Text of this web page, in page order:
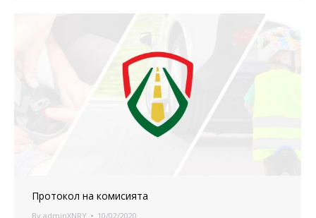
Протокол на комисията
By adminXNRY 10/02/2020